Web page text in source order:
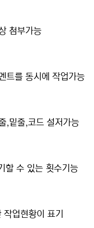
첨부가능
트를 동시에 작업가능
,밑줄,코드 설저가능
할 수 있는 횟수기능
업현황이 표기